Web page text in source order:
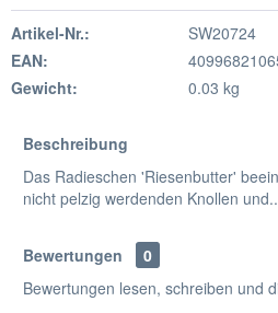
Artikel-Nr.:
SW20724
EAN:
Gewicht:
0.03 kg
Beschreibung
Das Radieschen 'Riesenbutter'
nicht pelzig werdenden Knollen
Bewertungen
0
Bewertungen lesen, schreiben und